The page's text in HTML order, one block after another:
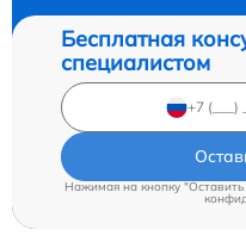
Бесплатная
специалистом
Нажимая на кнопку